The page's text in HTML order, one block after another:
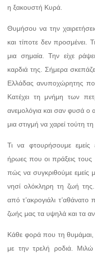
η ξακουστή Κυρά.
Θυμήσου να την
και τίποτε δεν προσμένει.
μια σημαία. Την είχε
καρδιά της. Σήμερα
Ελλάδας ανυποχώρητης
Κατέχει τη μνήμη των
ανεμολόγια και σαν φυσά ο
μια στιγμή να χαρεί τούτη
Τι να φτουρήσουμε
ήρωες που οι πράξεις τους
πώς να συγκριθούμε εμείς
νησί ολόκληρη τη ζωή
από τ’ακρογιάλι
ζωής μας τα υψηλά και τα
Κάθε φορά που τη
με την τρελή ροδιά.